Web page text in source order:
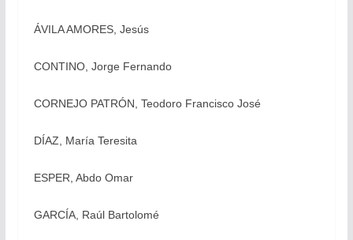
ÁVILA AMORES, Jesús
CONTINO, Jorge Fernando
CORNEJO PATRÓN, Teodoro Francisco José
DÍAZ, María Teresita
ESPER, Abdo Omar
GARCÍA, Raúl Bartolomé